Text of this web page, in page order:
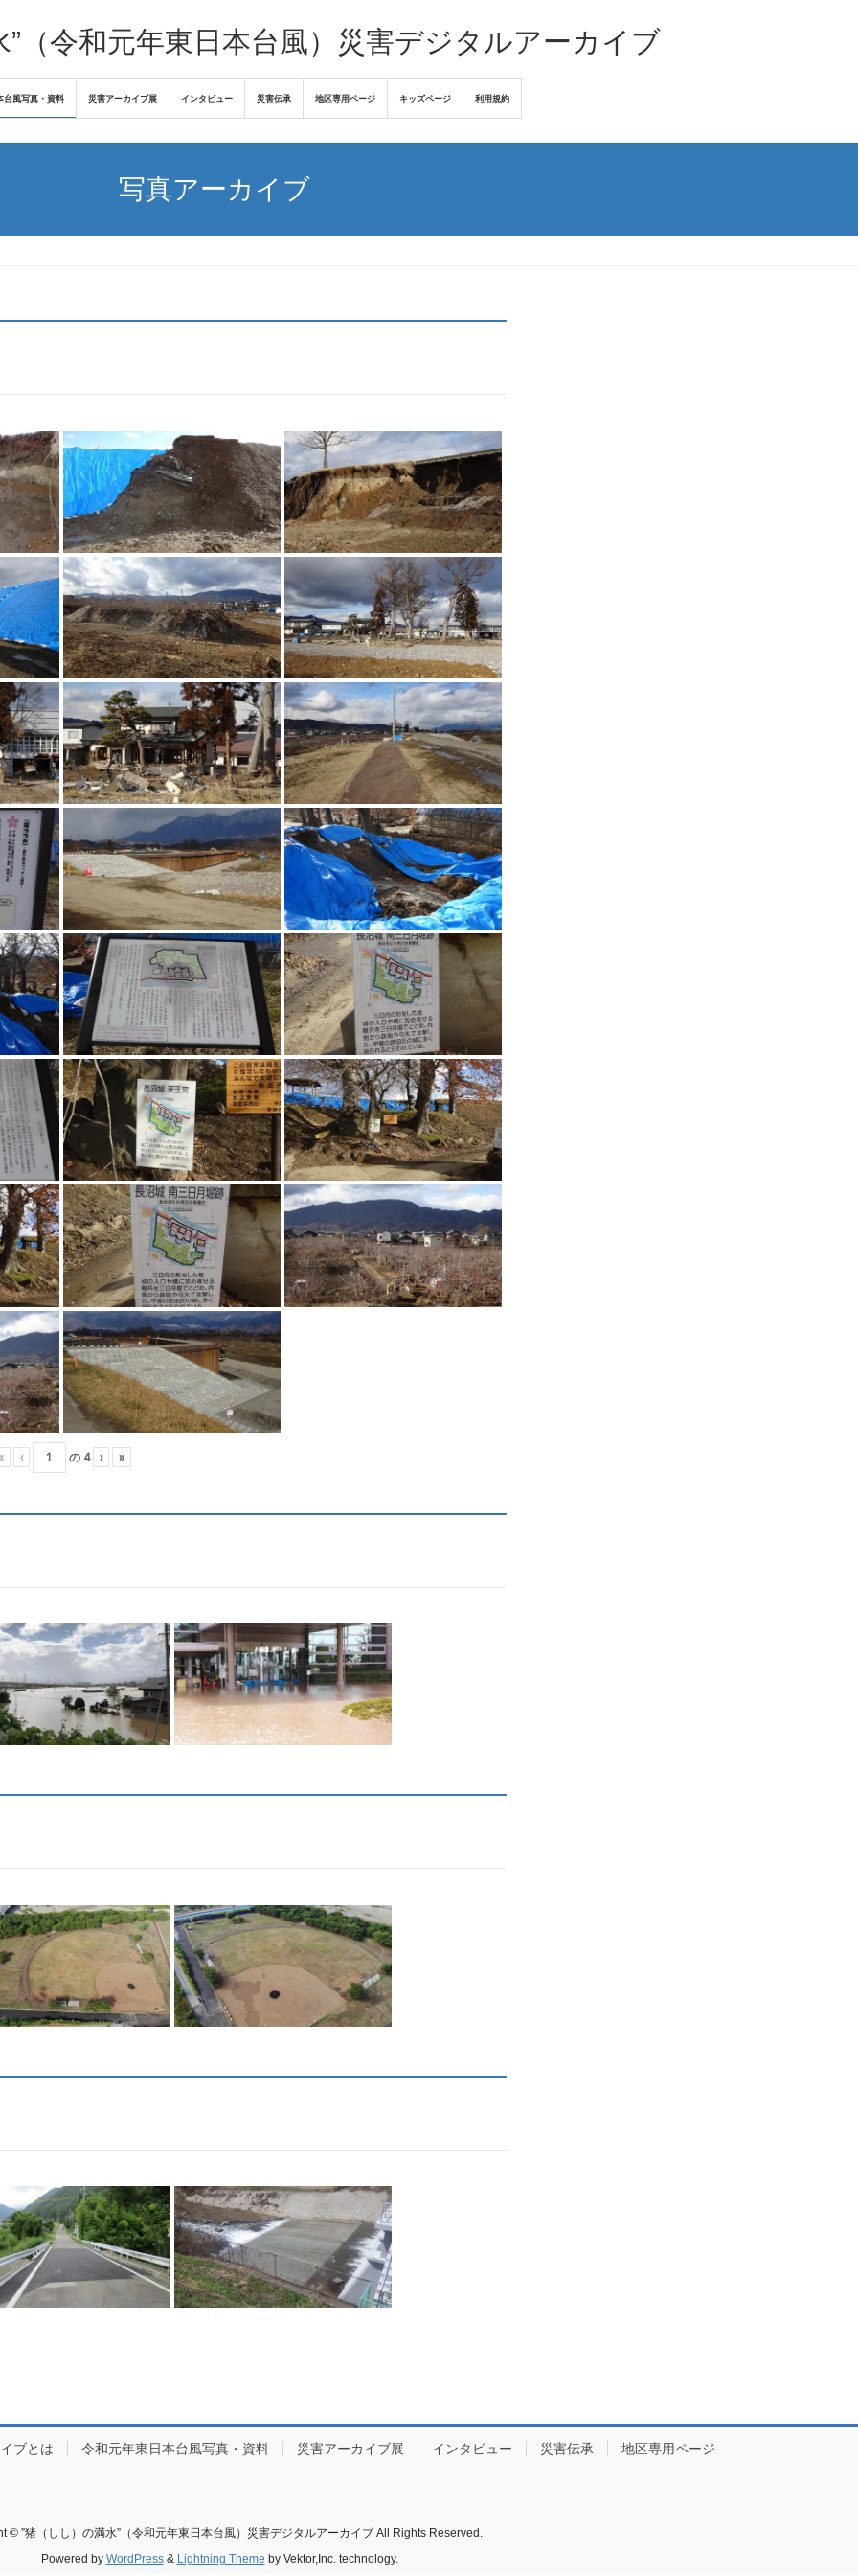
”（令和元年東日本台風）災害デジタルアーカイブ
台風写真・資料 災害アーカイブ展 インタビュー 災害伝承 地区専用ページ キッズページ 利用規約
写真アーカイブ
‹ の 4 › »
ブとは 令和元年東日本台風写真・資料 災害アーカイブ展 インタビュー 災害伝承 地区専用ページ
© ”猪（しし）の満水”（令和元年東日本台風）災害デジタルアーカイブ All Rights Reserved.
Powered by WordPress& Lightning Theme by Vektor,Inc. technology.